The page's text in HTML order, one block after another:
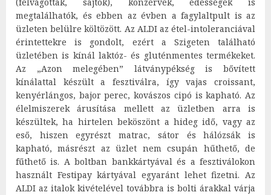
megtalálhatók, és ebben az évben a fagylaltpult is az
üzleten belülre költözött. Az ALDI az étel-intoleranciával
érintettekre is gondolt, ezért a Szigeten található
üzletében is kínál laktóz- és gluténmentes termékeket.
Az „Azon melegében” látványpékség is bővített
kínálattal készült a fesztiválra, így vajas croissant,
kenyérlángos, bajor perec, kovászos cipó is kapható. Az
élelmiszerek árusítása mellett az üzletben arra is
készültek, ha hirtelen beköszönt a hideg idő, vagy az
eső, hiszen egyrészt matrac, sátor és hálózsák is
kapható, másrészt az üzlet nem csupán hűthető, de
fűthető is. A boltban bankkártyával és a fesztiválokon
használt Festipay kártyával egyaránt lehet fizetni. Az
ALDI az italok kivételével továbbra is bolti árakkal várja